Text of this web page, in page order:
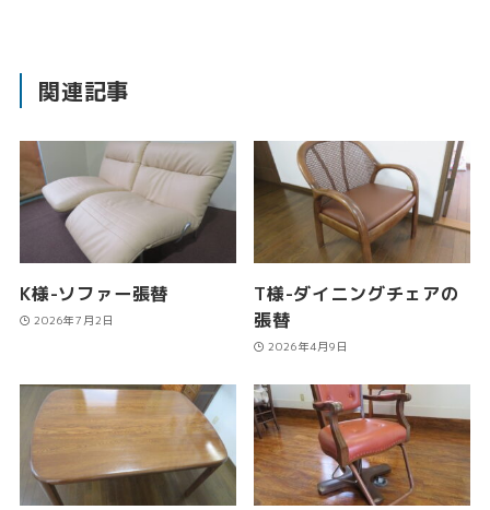
関連記事
K様-ソファー張替
2026年7月2日
T様-ダイニングチェアの
張替
2026年4月9日